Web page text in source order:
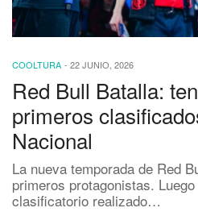
COOLTURA - 22 JUNIO, 2026
Red Bull Batalla:
primeros
Nacional
La nueva temporada de Red
primeros protagonistas.
clasificatorio realizado…